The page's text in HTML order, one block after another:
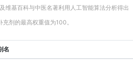
维基百科与中医名著利用人工智能算法分析得出
剂的最高权重值为100。
名